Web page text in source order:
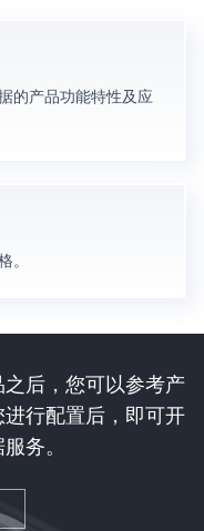
的产品功能特性及应
后，您可以参考产
行配置后，即可开
务。